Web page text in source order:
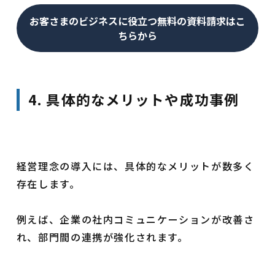
お客さまのビジネスに役立つ無料の資料請求はこ
ちらから
4. 具体的なメリットや成功事例
経営理念の導入には、具体的なメリットが数多く
存在します。
例えば、企業の社内コミュニケーションが改善さ
れ、部門間の連携が強化されます。